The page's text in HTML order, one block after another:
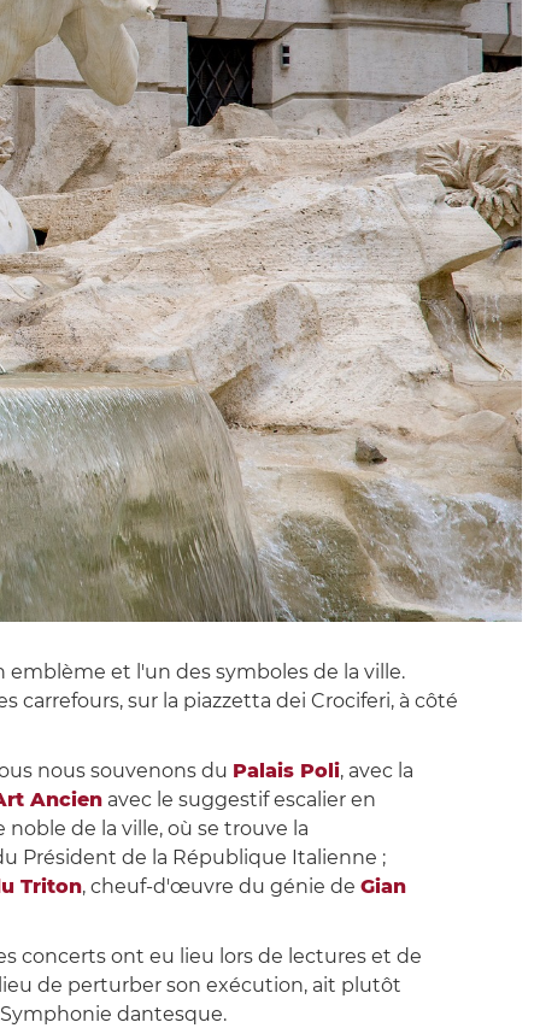
emblème et l'un des symboles de la ville.
sur la piazzetta dei Crociferi, à côté
nous souvenons du Palais Poli, avec la
Ancienavec le suggestif escalier en
noble de la ville, où se trouve la
Président de la République Italienne ;
Triton, cheuf-d'œuvre du génie de Gian
concerts ont eu lieu lors de lectures et de
de perturber son exécution, ait plutôt
dantesque.